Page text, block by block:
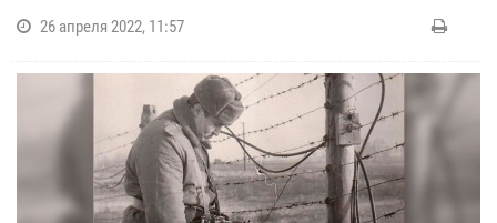
26 апреля 2022, 11:57